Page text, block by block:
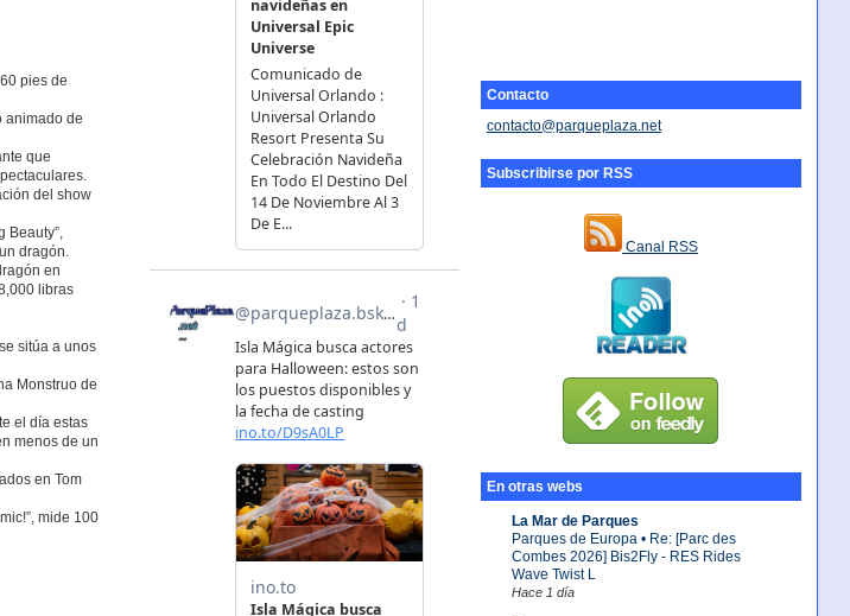
Contacto
contacto@parqueplaza.net
Subscribirse por RSS
Canal RSS
En otras webs
La Mar de Parques
Parques de Europa • Re: [Parc des
Combes 2026] Bis2Fly - RES Rides
Wave Twist L
Hace 1 día
pies de
animado de
que
del show
Beauty”,
dragón.
en
libras
sitúa a unos
Monstruo de
el día estas
menos de un
en Tom
mide 100